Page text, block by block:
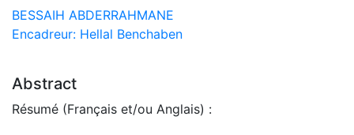
BESSAIH ABDERRAHMANE
Encadreur: Hellal Benchaben
Abstract
Résumé (Français et/ou Anglais) :